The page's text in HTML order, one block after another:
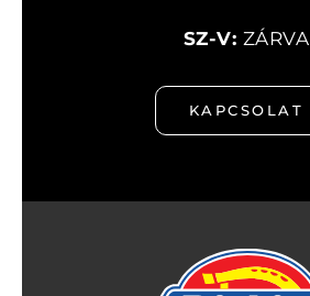
SZ-V: ZÁRVA
KAPCSOLAT